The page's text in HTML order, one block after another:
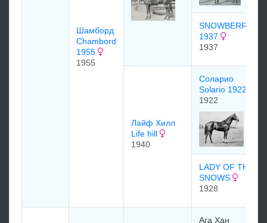
Шамборд
Chambord
1955
1955
SNOWBERRY
1937
1937
Лайф Хилл
Life hill
1940
Соларио
Solario 1922
1922
LADY OF THE
SNOWS
1928
Ага Хан